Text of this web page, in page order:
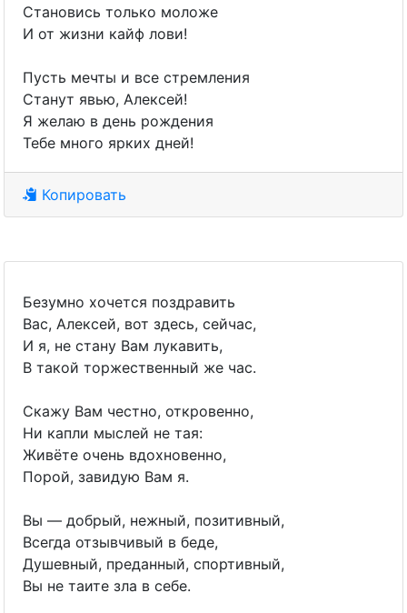
Становись только моложе
И от жизни кайф лови!
Пусть мечты и все стремления
Станут явью, Алексей!
Я желаю в день рождения
Тебе много ярких дней!
Копировать
Безумно хочется поздравить
Вас, Алексей, вот здесь, сейчас,
И я, не стану Вам лукавить,
В такой торжественный же час.
Скажу Вам честно, откровенно,
Ни капли мыслей не тая:
Живёте очень вдохновенно,
Порой, завидую Вам я.
Вы — добрый, нежный, позитивный,
Всегда отзывчивый в беде,
Душевный, преданный, спортивный,
Вы не таите зла в себе.